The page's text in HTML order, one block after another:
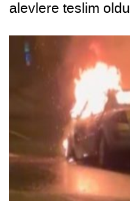
alevlere teslim oldu